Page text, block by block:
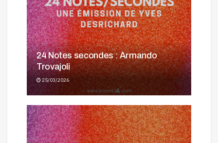
24 Notes secondes : Armando
Trovajoli
25/03/2026